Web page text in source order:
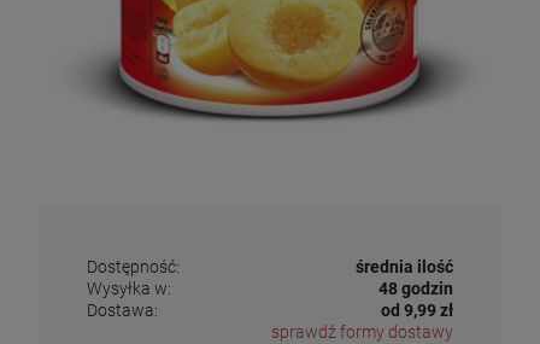
Dostępność:
średnia ilość
Wysyłka w:
48 godzin
Dostawa:
od 9,99 zł
sprawdź formy dostawy